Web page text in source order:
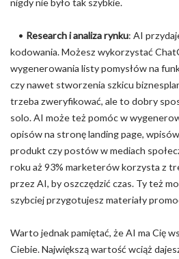
nigdy nie było tak szybkie.
• Research i analiza rynku: AI
kodowania. Możesz wykorzystać
wygenerowania listy pomysłów na
czy nawet stworzenia szkicu
trzeba zweryfikować, ale to dobry
solo. AI może też pomóc w
opisów na stronę landing page,
produkt czy postów w mediach
roku aż 93% marketerów korzysta z
przez AI, by oszczędzić czas. Ty też
szybciej przygotujesz materiały
Warto jednak pamiętać, że AI ma Cię
Ciebie. Największą wartość wciąż